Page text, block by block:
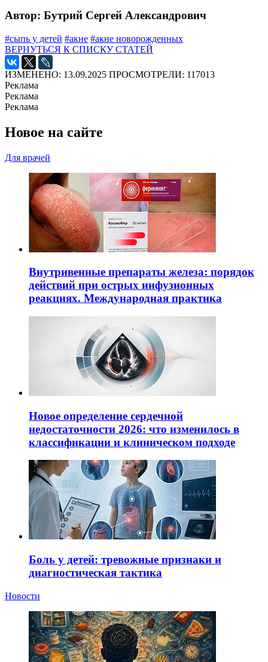
Автор: Бутрий Сергей Александрович
#сыпь у детей #акне #акне новорожденных
ВЕРНУТЬСЯ К СПИСКУ СТАТЕЙ
ИЗМЕНЕНО: 13.09.2025 ПРОСМОТРЕЛИ: 117013
Реклама
Реклама
Реклама
Новое на сайте
Для врачей
Внутривенные препараты железа: порядок
действий при острых инфузионных
реакциях. Международная практика
Новое определение сердечной
недостаточности 2026: что изменилось в
классификации и клиническом подходе
Боль у детей: тревожные признаки и
диагностическая тактика
Новости